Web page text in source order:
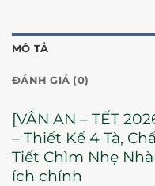
MÔ TẢ
ĐÁNH GIÁ (0)
[VÂN AN – TẾT
– Thiết Kế 4 Tà,
Tiết Chìm Nhẹ
ích chính